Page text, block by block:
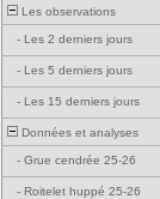
Les observations
- Les 2 derniers jours
- Les 5 derniers jours
- Les 15 derniers jours
Données et analyses
- Grue cendrée 25-26
- Roitelet huppé 25-26